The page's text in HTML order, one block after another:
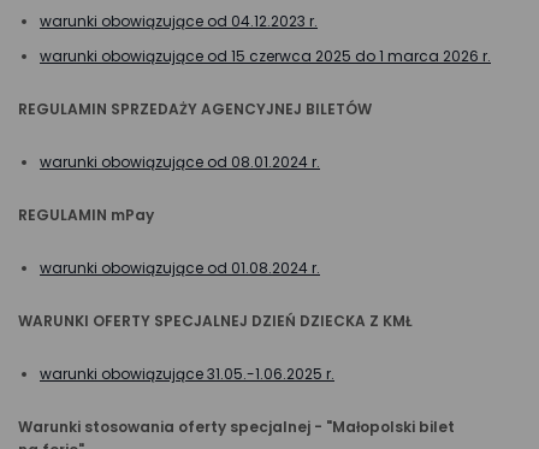
warunki obowiązujące od 04.12.2023 r.
warunki obowiązujące od 15 czerwca 2025 do 1 marca 2026 r.
REGULAMIN SPRZEDAŻY AGENCYJNEJ BILETÓW
warunki obowiązujące od 08.01.2024 r.
REGULAMIN mPay
warunki obowiązujące od 01.08.2024 r.
WARUNKI OFERTY SPECJALNEJ DZIEŃ DZIECKA Z KMŁ
warunki obowiązujące 31.05.-1.06.2025 r.
Warunki stosowania oferty specjalnej - "Małopolski bilet